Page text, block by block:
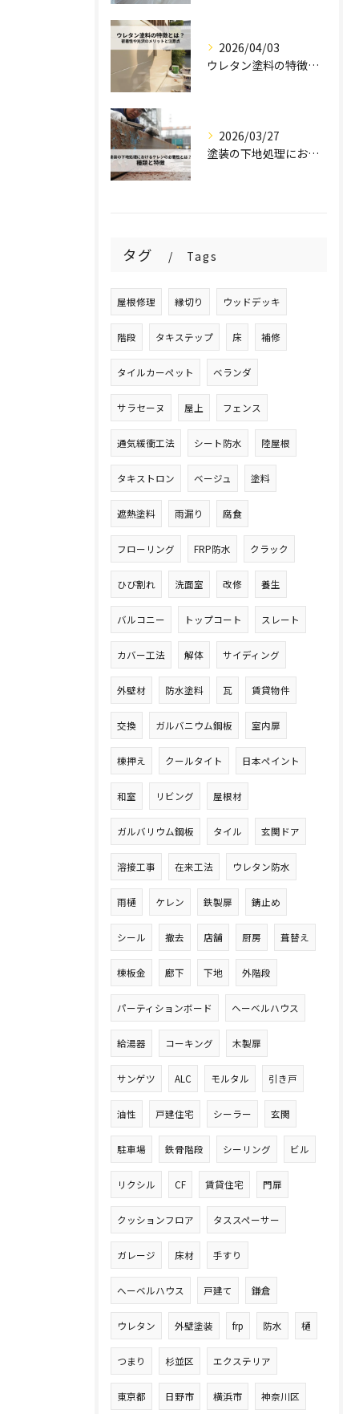
2026/04/03
ウレタン塗料の特徴とは？密着性や光沢のメリットと注意点を解説！
2026/03/27
塗装の下地処理におけるケレンの必要性とは？種類と特徴を解説！
タグ Tags
屋根修理 縁切り ウッドデッキ
階段 タキステップ 床 補修
タイルカーペット ベランダ
サラセーヌ 屋上 フェンス
通気緩衝工法 シート防水 陸屋根
タキストロン ベージュ 塗料
遮熱塗料 雨漏り 腐食
フローリング FRP防水 クラック
ひび割れ 洗面室 改修 養生
バルコニー トップコート スレート
カバー工法 解体 サイディング
外壁材 防水塗料 瓦 賃貸物件
交換 ガルバニウム鋼板 室内扉
棟押え クールタイト 日本ペイント
和室 リビング 屋根材
ガルバリウム鋼板 タイル 玄関ドア
溶接工事 在来工法 ウレタン防水
雨樋 ケレン 鉄製扉 錆止め
シール 撤去 店舗 厨房 葺替え
棟板金 廊下 下地 外階段
パーティションボード ヘーベルハウス
給湯器 コーキング 木製扉
サンゲツ ALC モルタル 引き戸
油性 戸建住宅 シーラー 玄関
駐車場 鉄骨階段 シーリング ビル
リクシル CF 賃貸住宅 門扉
クッションフロア タススペーサー
ガレージ 床材 手すり
へーベルハウス 戸建て 鎌倉
ウレタン 外壁塗装 frp 防水 樋
つまり 杉並区 エクステリア
東京都 日野市 横浜市 神奈川区